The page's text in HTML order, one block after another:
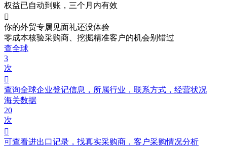
权益已自动到账，三个月内有效

你的外贸专属见面礼还没体验
零成本核验采购商、挖掘精准客户的机会别错过
查全球
3
次

查询全球企业登记信息，所属行业，联系方式，经营状况
海关数据
20
次

可查看进出口记录，找真实采购商，客户采购情况分析